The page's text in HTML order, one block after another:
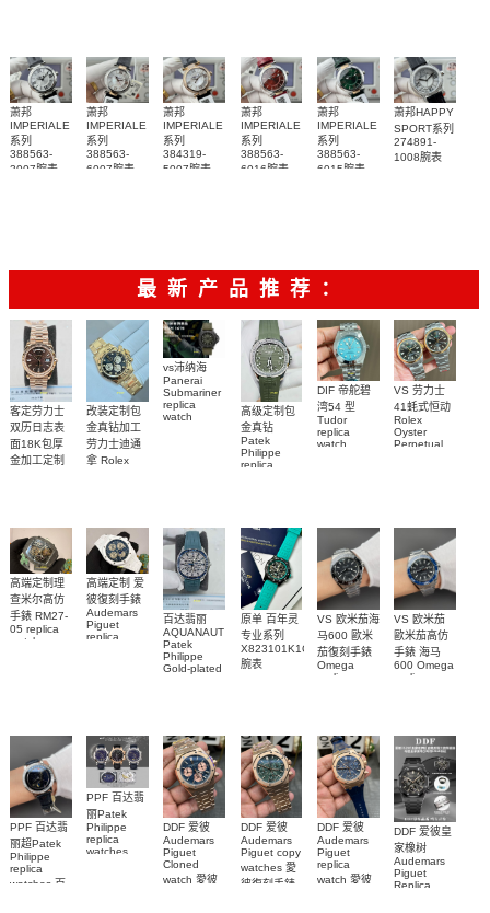
萧邦
IMPERIALE
系列
388563-
3007腕表
萧邦
IMPERIALE
系列
388563-
6007腕表
萧邦
IMPERIALE
系列
384319-
5007腕表
萧邦
IMPERIALE
系列
388563-
6016腕表
萧邦
IMPERIALE
系列
388563-
6015腕表
萧邦HAPPY
SPORT系列
274891-
1008腕表
最新产品推荐：
客定劳力士
双历日志表
面18K包厚
金加工定制
watch
改装定制包
金真钻加工
劳力士迪通
拿 Rolex
diamonds
m126508-
0003腕表
vs沛纳海
Panerai
Submariner
replica
watch
高级定制包
金真钻
Patek
Philippe
replica
011復刻手錶
腕表
DIF 帝舵碧
湾54 型
Tudor
replica
watch
VS 劳力士
41蚝式恒动
Rolex
Oyster
Perpetual
高端定制理
查米尔高仿
手錶 RM27-
05 replica
watch
高端定制 爱
彼復刻手錶
Audemars
Piguet
replica
26579CB.OO.1225CB.01
百达翡丽
AQUANAUT
Patek
Philippe
Gold-plated
001包金真
钻 腕表
原单 百年灵
专业系列
X823101K1C1S1
腕表
VS 欧米茄海
马600 歐米
茄復刻手錶
Omega
replica
VS 欧米茄
歐米茄高仿
手錶 海马
600 Omega
replica
PPF 百达翡
丽超Patek
Philippe
replica
watches 百
PPF 百达翡
丽Patek
Philippe
replica
watches
DDF 爱彼
Audemars
Piguet
Cloned
watch 愛彼
DDF 爱彼
Audemars
Piguet copy
watches 愛
彼復刻手錶
DDF 爱彼
Audemars
Piguet
replica
watch 愛彼
DDF 爱彼皇
家橡树
Audemars
Piguet
Replica